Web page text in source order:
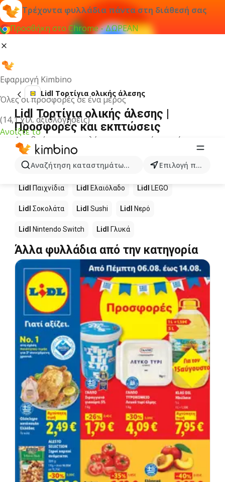
Τρέχοντα φυλλάδια πάντα στη διάθεσή σας
Προσθήκη στο Chrome - ΔΩΡΕΑΝ
Εφαρμογή Kimbino
Όλες οι προσφορές σε ένα μέρος
(14,1 χιλ. αξιολογήσεις)
Ανοίξτε το
Αναζήτηση καταστημάτων, κατηγοριών, προϊόντων...
Επιλογή πόλης
Lidl Τορτίγια ολικής άλεσης
Lidl Τορτίγια ολικής άλεσης |
Προσφορές και εκπτώσεις
Δεν βρήκαμε αποτελέσματα για αυτόν τον όρο.
Άλλα προϊόντα στα καταστήματα
Lidl
Lidl Παιχνίδια Lidl Ελαιόλαδο Lidl LEGO
Lidl Σοκολάτα Lidl Sushi Lidl Νερό
Lidl Nintendo Switch Lidl Γλυκά
Άλλα φυλλάδια από την κατηγορία